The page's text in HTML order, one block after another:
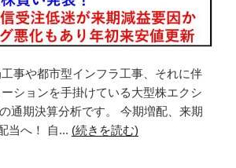
事や都市型インフラ工事、それに伴
ションを手掛けている大型株エクシ
通期決算分析です。 今期増配、来期
当へ！ 自... (続きを読む)